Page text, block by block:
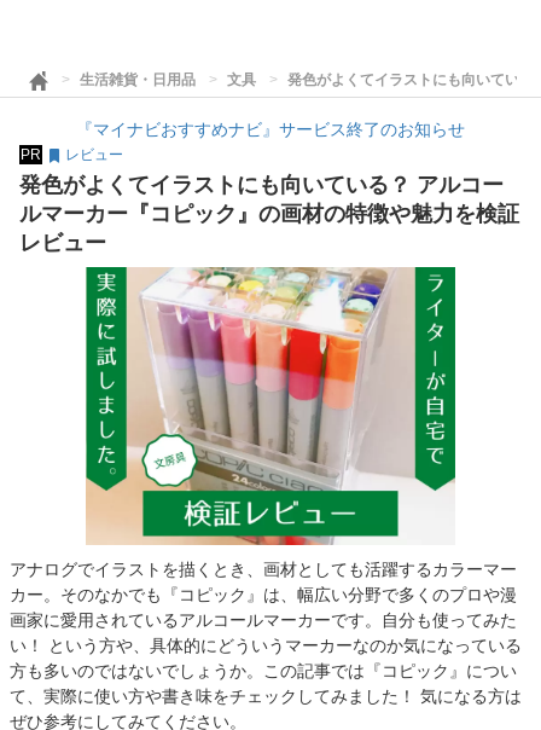
生活雑貨・日用品 文具 発色がよくてイラストにも向いてい
『マイナビおすすめナビ』サービス終了のお知らせ
PR レビュー
発色がよくてイラストにも向いている？ アルコー
ルマーカー『コピック』の画材の特徴や魅力を検証
レビュー
アナログでイラストを描くとき、画材としても活躍するカラーマー
カー。そのなかでも『コピック』は、幅広い分野で多くのプロや漫
画家に愛用されているアルコールマーカーです。自分も使ってみた
い！ という方や、具体的にどういうマーカーなのか気になっている
方も多いのではないでしょうか。この記事では『コピック』につい
て、実際に使い方や書き味をチェックしてみました！ 気になる方は
ぜひ参考にしてみてください。